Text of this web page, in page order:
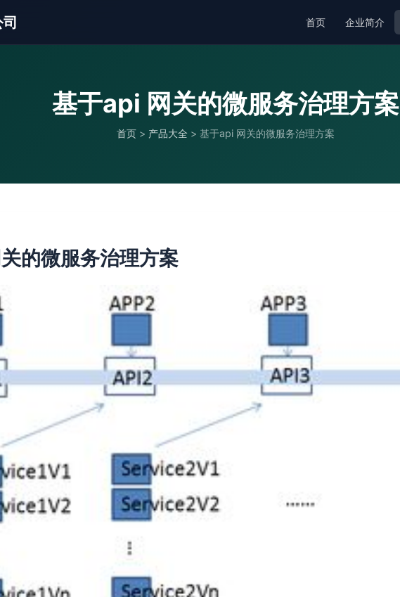
首页 企业简介
基于api 网关的微服务治理方案
首页 > 产品大全 > 基于api 网关的微服务治理方案
的微服务治理方案